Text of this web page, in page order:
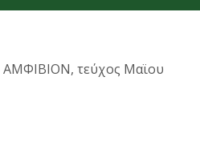
ΑΜΦΙΒΙΟΝ, τεύχος Μαϊου